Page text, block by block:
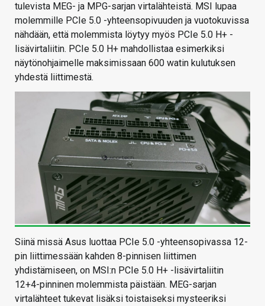
tulevista MEG- ja MPG-sarjan virtalähteistä. MSI lupaa
molemmille PCIe 5.0 -yhteensopivuuden ja vuotokuvissa
nähdään, että molemmista löytyy myös PCIe 5.0 H+ -
lisävirtaliitin. PCIe 5.0 H+ mahdollistaa esimerkiksi
näytönohjaimelle maksimissaan 600 watin kulutuksen
yhdestä liittimestä.
Siinä missä Asus luottaa PCIe 5.0 -yhteensopivassa 12-
pin liittimessään kahden 8-pinnisen liittimen
yhdistämiseen, on MSI:n PCIe 5.0 H+ -lisävirtaliitin
12+4-pinninen molemmista päistään. MEG-sarjan
virtalähteet tukevat lisäksi toistaiseksi mysteeriksi